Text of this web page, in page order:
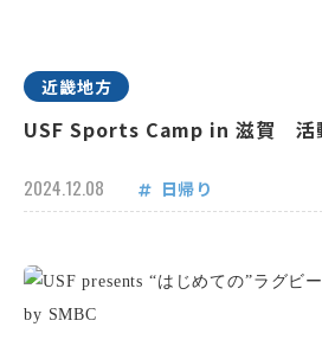
近畿地方
USF Sports Camp in 滋賀 活
2024.12.08 日帰り